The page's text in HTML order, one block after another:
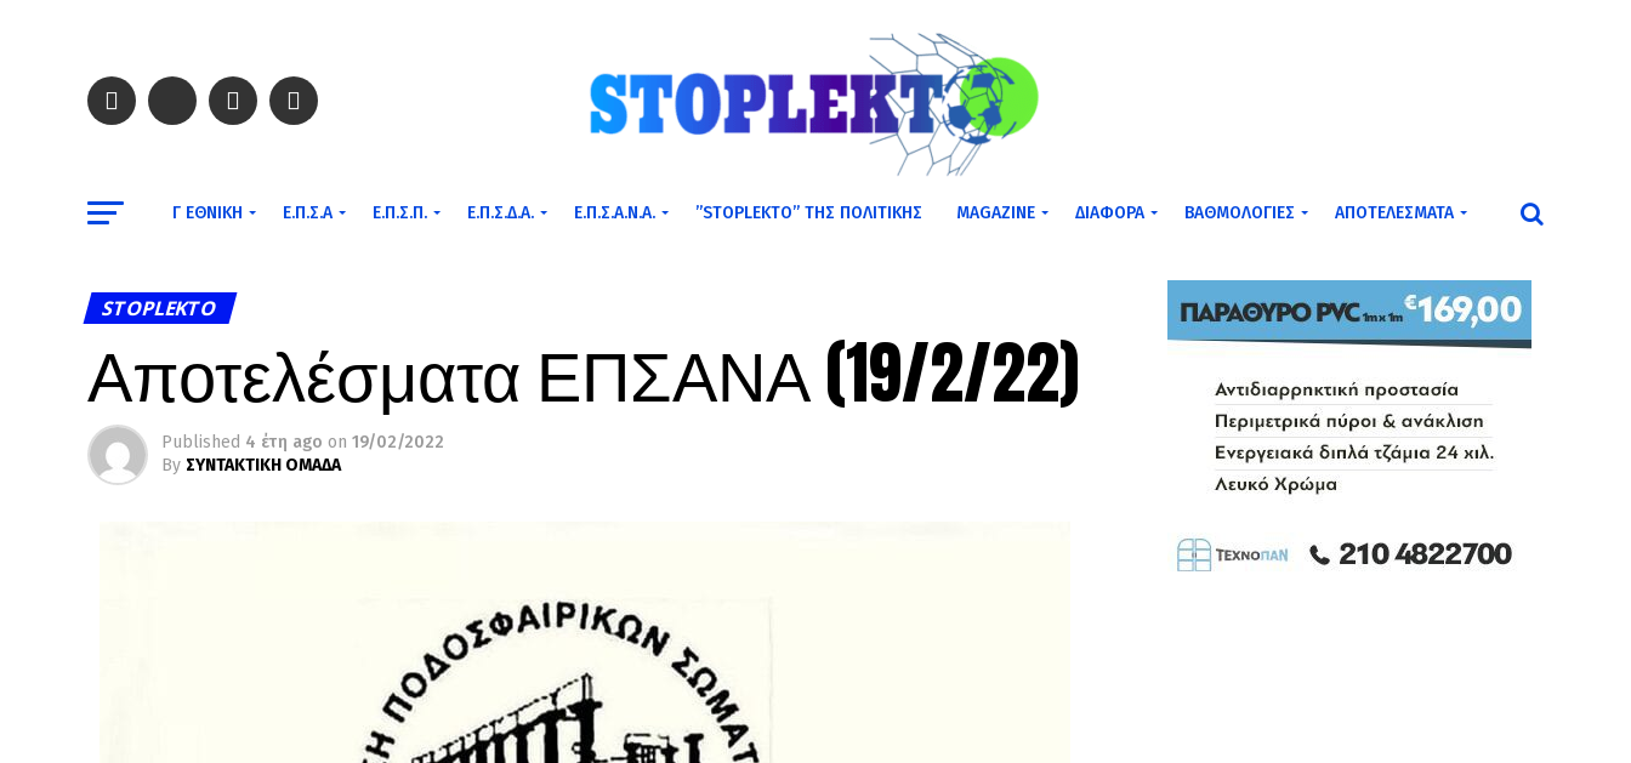
Γ ΕΘΝΙΚΉ Ε.Π.Σ.Α Ε.Π.Σ.Π. Ε.Π.Σ.Δ.Α. Ε.Π.Σ.Α.Ν.Α. ”STOPLEKTO” ΤΗΣ ΠΟΛΙΤΙΚΗΣ MAGAZINE ΔΙΆΦΟΡΑ ΒΑΘΜΟΛΟΓΊΕΣ ΑΠΟΤΕΛΈΣΜΑΤΑ
STOPLEKTO
Αποτελέσματα ΕΠΣΑΝΑ (19/2/22)
Published 4 έτη ago on 19/02/2022
By ΣΥΝΤΑΚΤΙΚΗ ΟΜΑΔΑ